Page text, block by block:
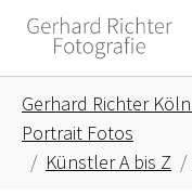
Skip to main content
Skip to page footer
Gerhard Richter
Portrait Fotos
Künstler A bis Z